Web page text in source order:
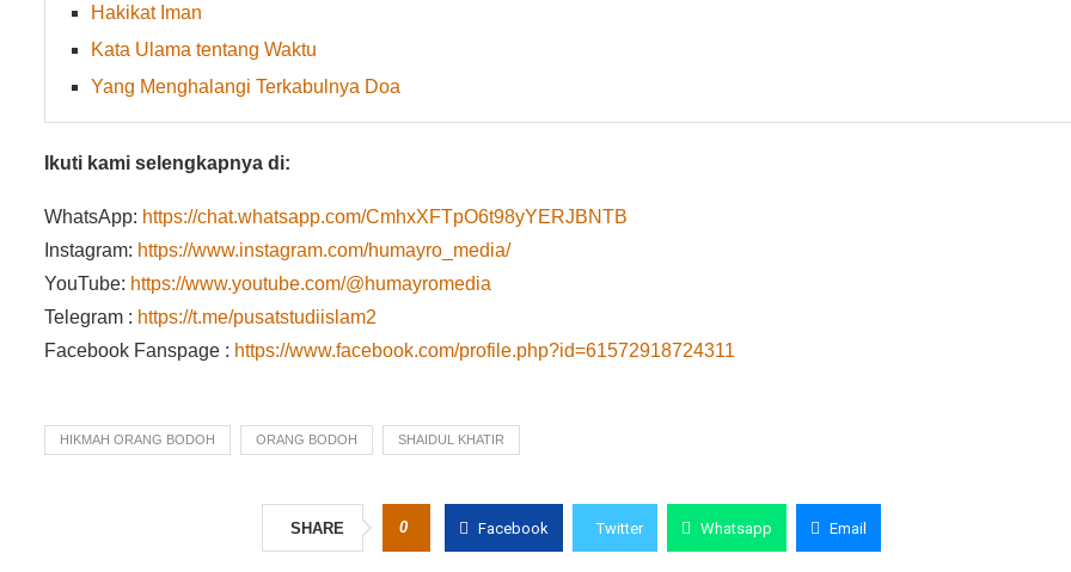
Hakikat Iman
Kata Ulama tentang Waktu
Yang Menghalangi Terkabulnya Doa
Ikuti kami selengkapnya di:
WhatsApp: https://chat.whatsapp.com/CmhxXFTpO6t98yYERJBNTB
Instagram: https://www.instagram.com/humayro_media/
YouTube: https://www.youtube.com/@humayromedia
Telegram : https://t.me/pusatstudiislam2
Facebook Fanspage : https://www.facebook.com/profile.php?id=61572918724311
HIKMAH ORANG BODOH ORANG BODOH SHAIDUL KHATIR
SHARE 0 Facebook Twitter Whatsapp Email